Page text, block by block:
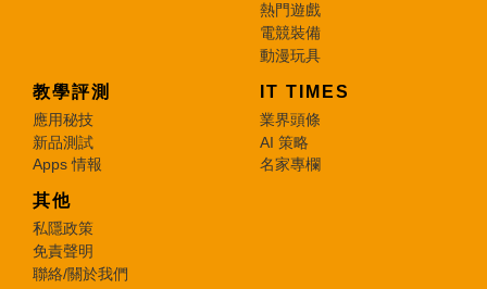
熱門遊戲
電競裝備
動漫玩具
教學評測
應用秘技
新品測試
Apps 情報
IT TIMES
業界頭條
AI 策略
名家專欄
其他
私隱政策
免責聲明
聯絡/關於我們